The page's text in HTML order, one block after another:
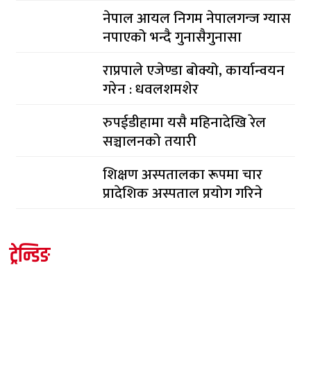
नेपाल आयल निगम नेपालगन्ज ग्यास
नपाएको भन्दै गुनासैगुनासा
राप्रपाले एजेण्डा बोक्यो, कार्यान्वयन
गरेन : धवलशमशेर
रुपईडीहामा यसै महिनादेखि रेल
सञ्चालनको तयारी
शिक्षण अस्पतालका रूपमा चार
प्रादेशिक अस्पताल प्रयोग गरिने
ट्रेन्डिङ